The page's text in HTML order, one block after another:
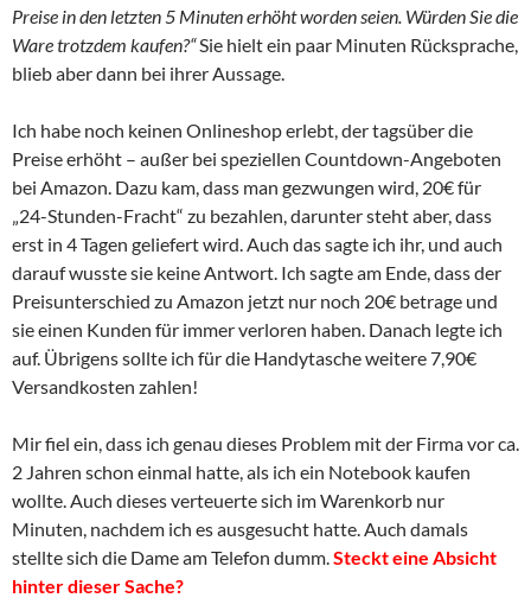
Preise in den letzten 5 Minuten erhöht worden seien. Würden Sie die
Ware trotzdem kaufen?“Sie hielt ein paar Minuten Rücksprache,
blieb aber dann bei ihrer Aussage.
Ich habe noch keinen Onlineshop erlebt, der tagsüber die
Preise erhöht – außer bei speziellen Countdown-Angeboten
bei Amazon. Dazu kam, dass man gezwungen wird, 20€ für
„24-Stunden-Fracht“ zu bezahlen, darunter steht aber, dass
erst in 4 Tagen geliefert wird. Auch das sagte ich ihr, und auch
darauf wusste sie keine Antwort. Ich sagte am Ende, dass der
Preisunterschied zu Amazon jetzt nur noch 20€ betrage und
sie einen Kunden für immer verloren haben. Danach legte ich
auf. Übrigens sollte ich für die Handytasche weitere 7,90€
Versandkosten zahlen!
Mir fiel ein, dass ich genau dieses Problem mit der Firma vor ca.
2 Jahren schon einmal hatte, als ich ein Notebook kaufen
wollte. Auch dieses verteuerte sich im Warenkorb nur
Minuten, nachdem ich es ausgesucht hatte. Auch damals
stellte sich die Dame am Telefon dumm.Steckt eine Absicht
hinter dieser Sache?